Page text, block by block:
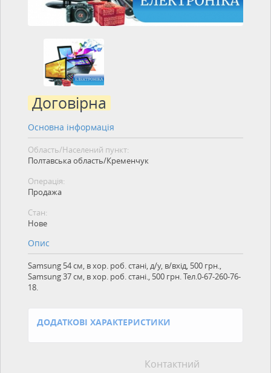
Договірна
Основна інформація
Область/Населений пункт:
Полтавська область/Кременчук
Операція:
Продажа
Стан:
Нове
Опис
Samsung 54 см, в хор. роб. стані, д/у, в/вхід, 500 грн.,
Samsung 37 см, в хор. роб. стані., 500 грн. Тел.0-67-260-76-
18.
ДОДАТКОВІ ХАРАКТЕРИСТИКИ
Контактний